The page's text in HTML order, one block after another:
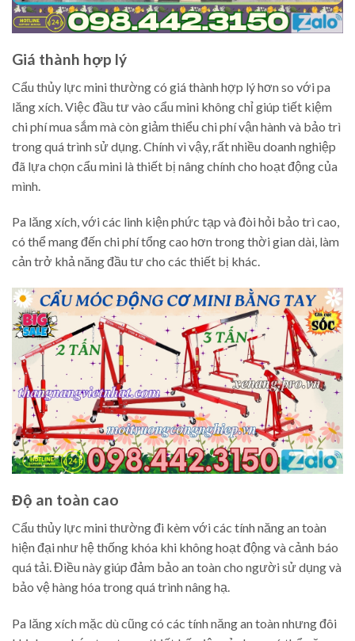
Giá thành hợp lý
Cẩu thủy lực mini thường có giá thành hợp lý hơn so với pa
lăng xích. Việc đầu tư vào cẩu mini không chỉ giúp tiết kiệm
chi phí mua sắm mà còn giảm thiểu chi phí vận hành và bảo trì
trong quá trình sử dụng. Chính vì vậy, rất nhiều doanh nghiệp
đã lựa chọn cẩu mini là thiết bị nâng chính cho hoạt động của
mình.
Pa lăng xích, với các linh kiện phức tạp và đòi hỏi bảo trì cao,
có thể mang đến chi phí tổng cao hơn trong thời gian dài, làm
cản trở khả năng đầu tư cho các thiết bị khác.
Độ an toàn cao
Cẩu thủy lực mini thường đi kèm với các tính năng an toàn
hiện đại như hệ thống khóa khi không hoạt động và cảnh báo
quá tải. Điều này giúp đảm bảo an toàn cho người sử dụng và
bảo vệ hàng hóa trong quá trình nâng hạ.
Pa lăng xích mặc dù cũng có các tính năng an toàn nhưng đôi